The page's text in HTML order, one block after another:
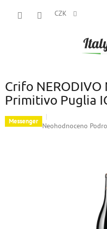
CZK
Crifo NERODIVO
Primitivo Puglia
Messenger Průměrné
Neohodnoceno